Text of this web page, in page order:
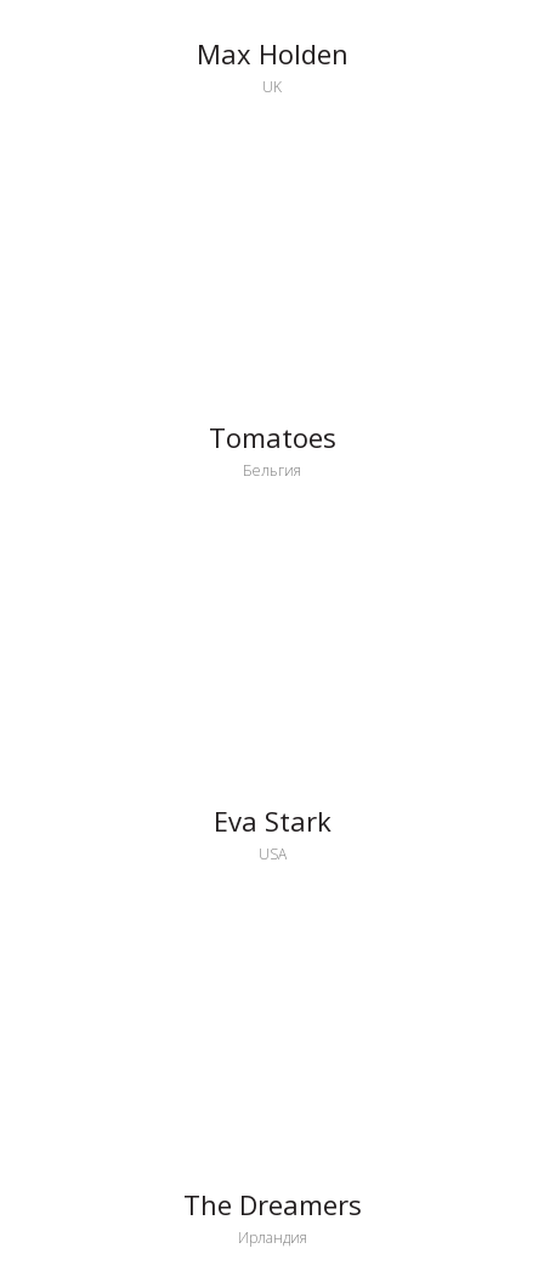
Max Holden
UK
Tomatoes
Бельгия
Eva Stark
USA
The Dreamers
Ирландия